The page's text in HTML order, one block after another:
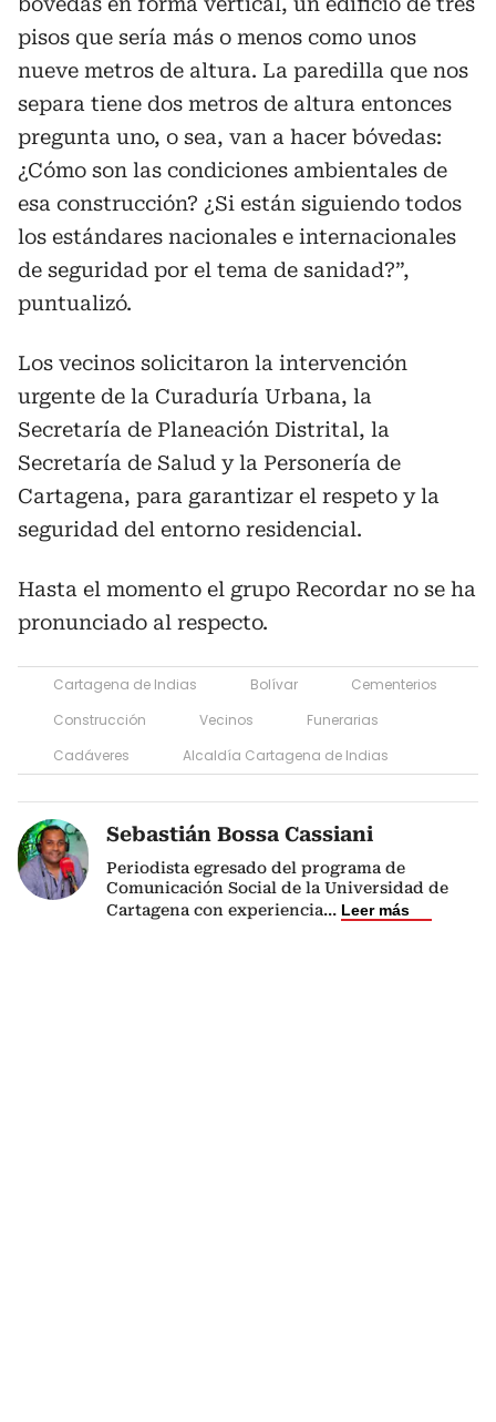
pisos que sería más o menos como unos
nueve metros de altura. La paredilla que nos
separa tiene dos metros de altura entonces
pregunta uno, o sea, van a hacer bóvedas:
¿Cómo son las condiciones ambientales de
esa construcción? ¿Si están siguiendo todos
los estándares nacionales e internacionales
de seguridad por el tema de sanidad?”,
puntualizó.
Los vecinos solicitaron la intervención
urgente de la Curaduría Urbana, la
Secretaría de Planeación Distrital, la
Secretaría de Salud y la Personería de
Cartagena, para garantizar el respeto y la
seguridad del entorno residencial.
Hasta el momento el grupo Recordar no se ha
pronunciado al respecto.
Cartagena de Indias Bolívar
Cementerios
Construcción
Vecinos
Funerarias
Cadáveres
Alcaldía Cartagena de Indias
Sebastián Bossa Cassiani
Periodista egresado del programa de
Comunicación Social de la Universidad de
Cartagena con experiencia... Leer más